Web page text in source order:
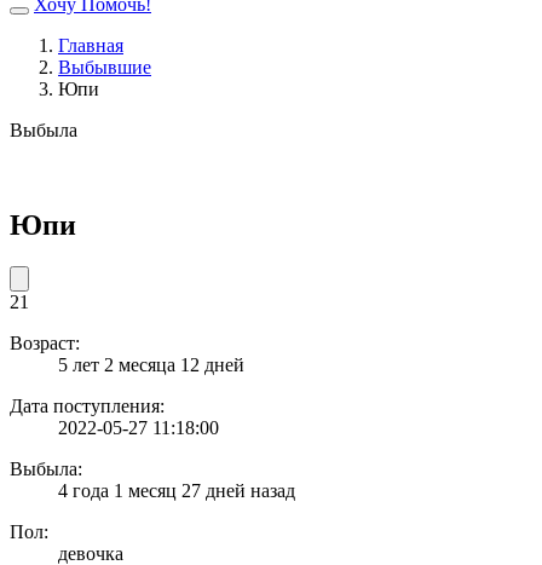
Хочу Помочь!
Главная
Выбывшие
Юпи
Выбыла
Юпи
21
Возраст:
5 лет 2 месяца 12 дней
Дата поступления:
2022-05-27 11:18:00
Выбыла:
4 года 1 месяц 27 дней назад
Пол:
девочка